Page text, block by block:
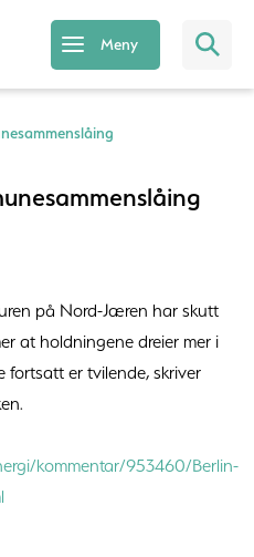
Meny
på Nord-Jæren har skutt
at holdningene dreier mer i
fortsatt er tvilende, skriver
kommentar/953460/Berlin-